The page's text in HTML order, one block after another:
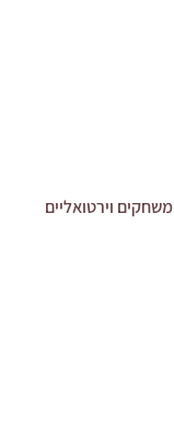
משחקים וירטואליים